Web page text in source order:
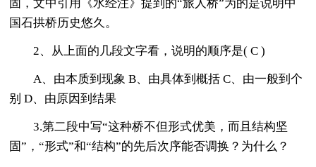
固，文中引用《水经注》提到的“旅人桥”为的是说明中
国石拱桥历史悠久。
2、从上面的几段文字看，说明的顺序是( C )
A、由本质到现象 B、由具体到概括 C、由一般到个
别 D、由原因到结果
3.第二段中写“这种桥不但形式优美，而且结构坚
固”，“形式”和“结构”的先后次序能否调换？为什么？